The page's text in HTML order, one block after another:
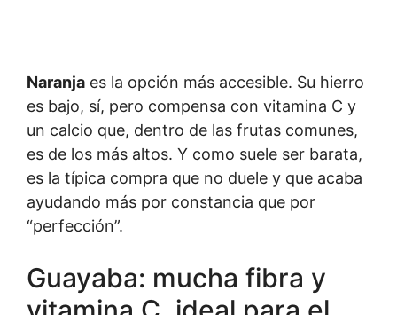
Naranja es la opción más accesible. Su hierro
es bajo, sí, pero compensa con vitamina C y
un calcio que, dentro de las frutas comunes,
es de los más altos. Y como suele ser barata,
es la típica compra que no duele y que acaba
ayudando más por constancia que por
“perfección”.
Guayaba: mucha fibra y